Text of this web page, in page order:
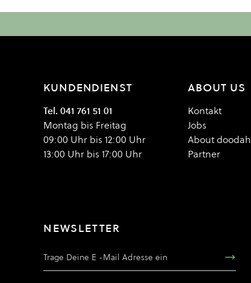
KUNDENDIENST
Tel. 041 761 51 01
Montag bis Freitag
09:00 Uhr bis 12:00 Uhr
13:00 Uhr bis 17:00 Uhr
ABOUT US
Kontakt
Jobs
About doodah
Partner
NEWSLETTER